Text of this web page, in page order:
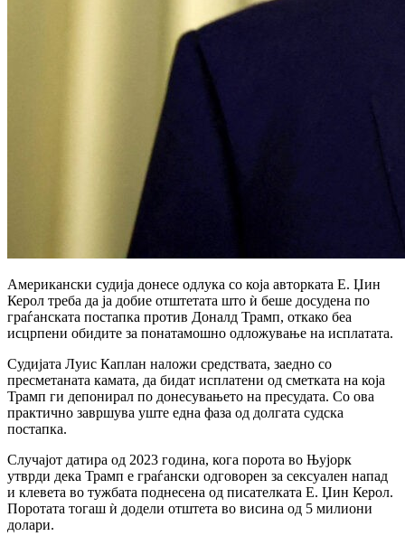
Американски судија донесе одлука со која авторката Е. Џин
Керол треба да ја добие отштетата што ѝ беше досудена по
граѓанската постапка против Доналд Трамп, откако беа
исцрпени обидите за понатамошно одложување на исплатата.
Судијата Луис Каплан наложи средствата, заедно со
пресметаната камата, да бидат исплатени од сметката на која
Трамп ги депонирал по донесувањето на пресудата. Со ова
практично завршува уште една фаза од долгата судска
постапка.
Случајот датира од 2023 година, кога порота во Њујорк
утврди дека Трамп е граѓански одговорен за сексуален напад
и клевета во тужбата поднесена од писателката Е. Џин Керол.
Поротата тогаш ѝ додели отштета во висина од 5 милиони
долари.